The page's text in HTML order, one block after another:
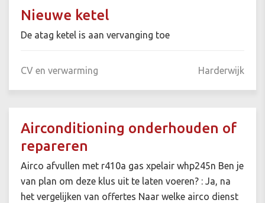
Nieuwe ketel
De atag ketel is aan vervanging toe
CV en verwarming Harderwijk
Airconditioning onderhouden of
repareren
Airco afvullen met r410a gas xpelair whp245n Ben je
van plan om deze klus uit te laten voeren? : Ja, na
het vergelijken van offertes Naar welke airco dienst